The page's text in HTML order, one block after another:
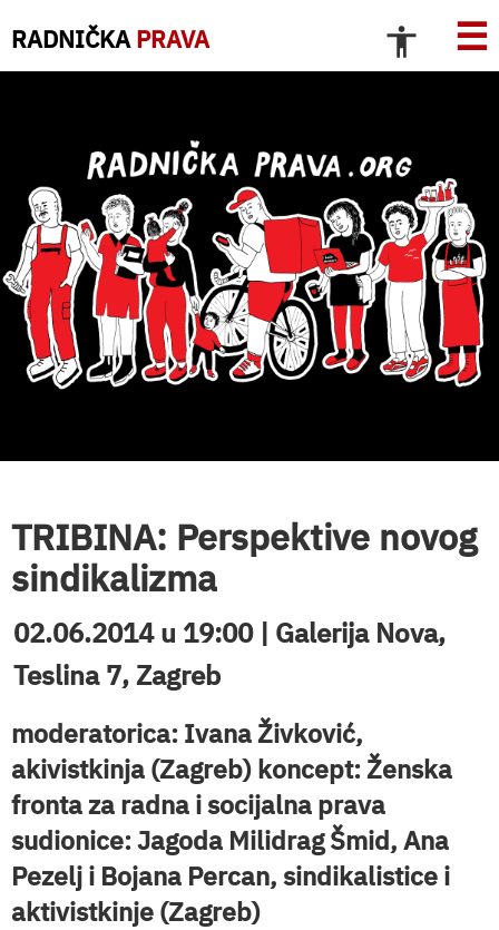
RADNIČKA PRAVA ☰
TRIBINA: Perspektive novog
sindikalizma
02.06.2014 u 19:00 | Galerija Nova,
Teslina 7, Zagreb
moderatorica: Ivana Živković,
akivistkinja (Zagreb) koncept: Ženska
fronta za radna i socijalna prava
sudionice: Jagoda Milidrag Šmid, Ana
Pezelj i Bojana Percan, sindikalistice i
aktivistkinje (Zagreb)